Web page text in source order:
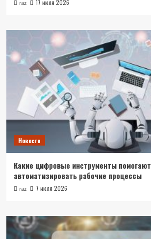
raz 17 июля 2026
Новости
Какие цифровые инструменты помогают
автоматизировать рабочие процессы
raz 7 июля 2026